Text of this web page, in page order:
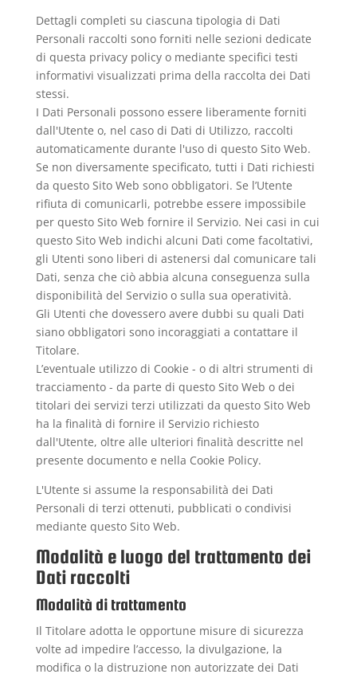
Dettagli completi su ciascuna tipologia di Dati
Personali raccolti sono forniti nelle sezioni dedicate
di questa privacy policy o mediante specifici testi
informativi visualizzati prima della raccolta dei Dati
stessi.
I Dati Personali possono essere liberamente forniti
dall'Utente o, nel caso di Dati di Utilizzo, raccolti
automaticamente durante l'uso di questo Sito Web.
Se non diversamente specificato, tutti i Dati richiesti
da questo Sito Web sono obbligatori. Se l’Utente
rifiuta di comunicarli, potrebbe essere impossibile
per questo Sito Web fornire il Servizio. Nei casi in cui
questo Sito Web indichi alcuni Dati come facoltativi,
gli Utenti sono liberi di astenersi dal comunicare tali
Dati, senza che ciò abbia alcuna conseguenza sulla
disponibilità del Servizio o sulla sua operatività.
Gli Utenti che dovessero avere dubbi su quali Dati
siano obbligatori sono incoraggiati a contattare il
Titolare.
L’eventuale utilizzo di Cookie - o di altri strumenti di
tracciamento - da parte di questo Sito Web o dei
titolari dei servizi terzi utilizzati da questo Sito Web
ha la finalità di fornire il Servizio richiesto
dall'Utente, oltre alle ulteriori finalità descritte nel
presente documento e nella Cookie Policy.
L'Utente si assume la responsabilità dei Dati
Personali di terzi ottenuti, pubblicati o condivisi
mediante questo Sito Web.
Modalità e luogo del trattamento dei
Dati raccolti
Modalità di trattamento
Il Titolare adotta le opportune misure di sicurezza
volte ad impedire l’accesso, la divulgazione, la
modifica o la distruzione non autorizzate dei Dati